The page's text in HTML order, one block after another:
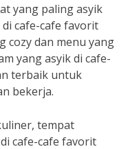
yang paling asyik
cafe-cafe favorit
cozy dan menu yang
yang asyik di cafe-
terbaik untuk
bekerja.
tempat
cafe-cafe favorit